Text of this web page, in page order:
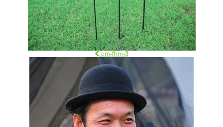
cm-fhm-3